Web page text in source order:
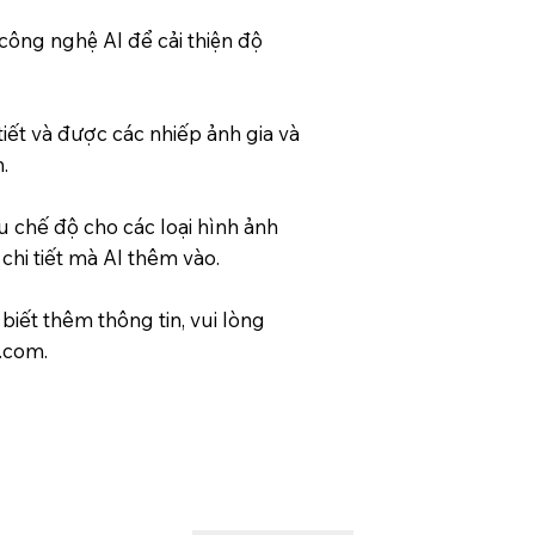
nghệ AI để cải thiện độ
và được các nhiếp ảnh gia và
chế độ cho các loại hình ảnh
tiết mà AI thêm vào.
thêm thông tin, vui lòng
.